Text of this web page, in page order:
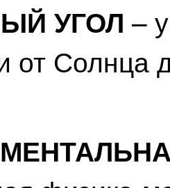
УГОЛ –
от Солнца